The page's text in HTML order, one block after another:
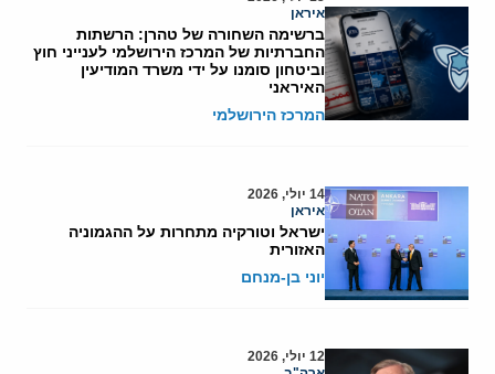
איראן
ברשימה השחורה של טהרן: הרשתות
החברתיות של המרכז הירושלמי לענייני חוץ
וביטחון סומנו על ידי משרד המודיעין
האיראני
המרכז הירושלמי
14 יולי, 2026
איראן
ישראל וטורקיה מתחרות על ההגמוניה
האזורית
יוני בן-מנחם
12 יולי, 2026